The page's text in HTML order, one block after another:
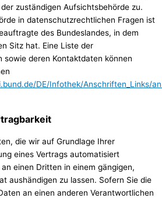
zuständigen Aufsichtsbehörde zu.
in datenschutzrechtlichen Fragen ist
des Bundeslandes, in dem
Sitz hat. Eine Liste der
deren Kontaktdaten können
DE/Infothek/Anschriften_Links/
die wir auf Grundlage Ihrer
eines Vertrags automatisiert
einen Dritten in einem gängigen,
aushändigen zu lassen. Sofern Sie die
an einen anderen Verantwortlichen